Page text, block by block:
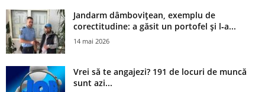
Jandarm dâmbovițean, exemplu de
corectitudine: a găsit un portofel și l‑a...
14 mai 2026
Vrei să te angajezi? 191 de locuri de muncă
sunt azi...